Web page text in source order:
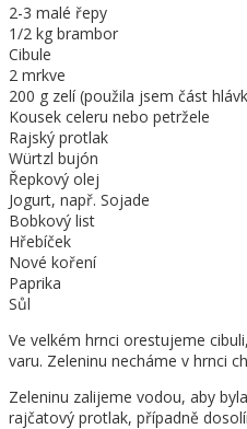
2-3 malé řepy
1/2 kg brambor
Cibule
2 mrkve
200 g zelí (použila jsem část
Kousek celeru nebo petržele
Rajský protlak
Würtzl bujón
Řepkový olej
Jogurt, např. Sojade
Bobkový list
Hřebíček
Nové koření
Paprika
Sůl
Ve velkém hrnci orestujeme
varu. Zeleninu necháme v hrnci
Zeleninu zalijeme vodou, aby
rajčatový protlak, případně